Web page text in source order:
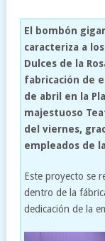
El bombón
caracteriza a
Dulces de la
fabricación de
de abril en la
majestuoso
del viernes,
empleados de
Este proyecto se
dentro de la
dedicación de la